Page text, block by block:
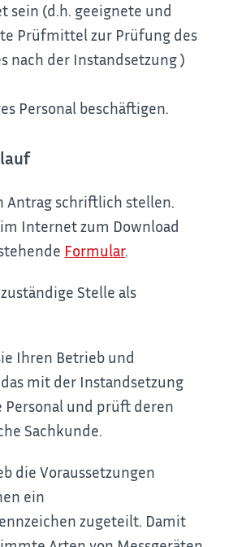
sein (d.h. geeignete und
Prüfmittel zur Prüfung des
nach der Instandsetzung )
Personal beschäftigen.
Antrag schriftlich stellen.
Internet zum Download
Formular.
Stelle als
Ihren Betrieb und
mit der Instandsetzung
Personal und prüft deren
Sachkunde.
die Voraussetzungen
ein
zugeteilt. Damit